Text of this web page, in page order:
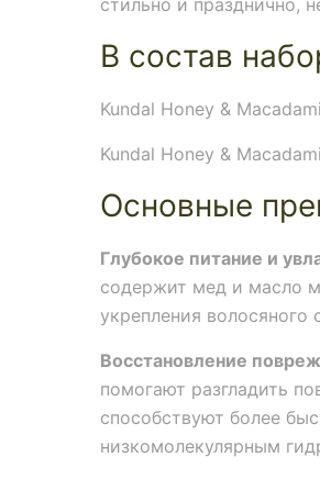
стильно и празднично,
В состав
Kundal Honey &
Kundal Honey &
Основные
Глубокое питание и
содержит мед и масло
укрепления
Восстановление
помогают разгладить
способствуют более
низкомолекулярным